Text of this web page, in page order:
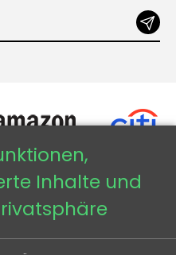
Inhalte und